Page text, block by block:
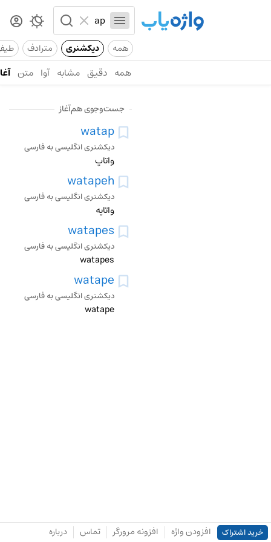
همه دیکشنری مترادف
همه دقیق مشابه آوا متن
جست‌وجوی هم‌آغاز
watap
دیکشنری انگلیسی به فارسی
واتاپ
watapeh
دیکشنری انگلیسی به فارسی
واتاپه
watapes
دیکشنری انگلیسی به فارسی
watapes
watape
دیکشنری انگلیسی به فارسی
watape
خرید اشتراک افزودن واژه افزونه مرورگر تماس درباره